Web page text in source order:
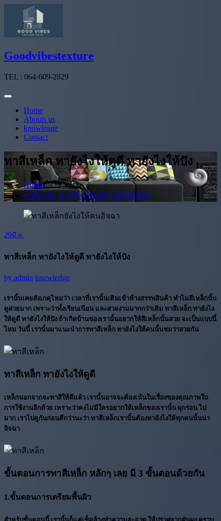
content
Goodvibestexture
TEL : 064-609-2829
Home
Abouts us
knowleage
Contact
ทาสีเหล็ก ทายังไงให้ดูดี ทายังไงให้ปัง
Home
ทาสีเหล็ก ทายังไงให้ดูดี ทายังไงให้ปัง
29มี.ค.
ทาสีเหล็ก ทายังไงให้ดูดี ทายังไงให้ปัง
by admin knowledge
เรานั้นเคยสังเกตุไหมว่า เวลาที่เรานั้นเดินเข้าห้างสรรพสินค้า ทำไมสีเหล็กนั้น
ดูสวยมาก เพราะว่าทั้งเรียบเนียน และสวยงามมากกว่าเดิม ทาสีเหล็ก ทายังไง
ให้ดูดี ทายังไงให้ปัง ถ้าเกิดบ้านของเรานั้นอยากให้สีเหล็กนั้นสวย จะเป็นแบบนี้
ไหม วันนี้ เรานั้นมาแนะนำการทาสีเหล็ก ทายังไงให้คนนั้นชมว่าสวยกัน
ทาสีเหล็ก ทายังไงให้ดูดี
เหล็กนอกจากจะทาสีให้ดีแล้ว เรานั้นอาจจะต้องเน้นในเรื่องของคุณภาพใน
การใช้งานอีกด้วย เพราะว่าคงไม่มีใครอยากให้เหล็กของเรานั้น ผุกร่อน ไป
มาก เราไปดูกันก่อนดีกว่านะว่า ทาสีเหล็กเรานั้นต้องทายังไงให้ทุกคนนั้นน่า
อิจฉา
ขั้นตอนการทาสีเหล็ก หลักๆ เลย มี 3 ขั้นตอนด้วยกัน
1.ขั้นตอนการเตรียมพื้นผิว